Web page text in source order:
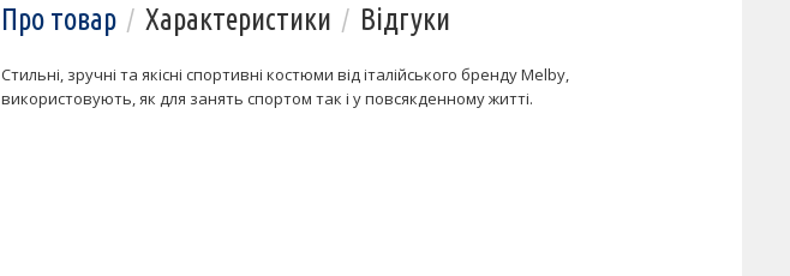
Про товар Характеристики Відгуки
Стильні, зручні та якісні спортивні костюми від італійського бренду Melby,
використовують, як для занять спортом так і у повсякденному житті.